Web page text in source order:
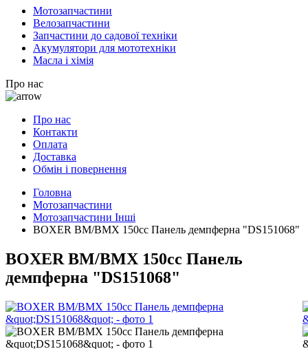
Мотозапчастини
Велозапчастини
Запчастини до садової техніки
Акумулятори для мототехніки
Масла і хімія
Про нас
Про нас
Контакти
Оплата
Доставка
Обмін і повернення
Головна
Мотозапчастини
Мотозапчастини Інші
BOXER BM/ВМX 150cc Панель демпферна "DS151068"
BOXER BM/ВМX 150cc Панель
демпферна "DS151068"